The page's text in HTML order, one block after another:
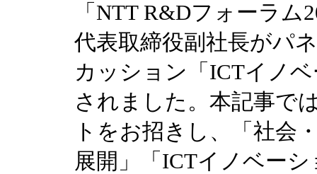
「NTT R&Dフォーラ
代表取締役副社長がパ
カッション「ICTイノ
されました。本記事で
トをお招きし、「社会
展開」「ICTイノベー